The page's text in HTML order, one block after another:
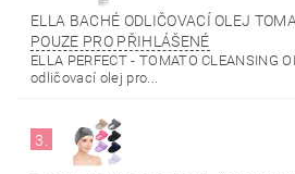
ELLA BACHÉ ODLIČOVACÍ OLEJ
POUZE PRO PŘIHLÁŠENÉ
ELLA PERFECT - TOMATO CLEANSING
odličovací olej pro...
3.